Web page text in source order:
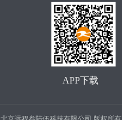
APP下载